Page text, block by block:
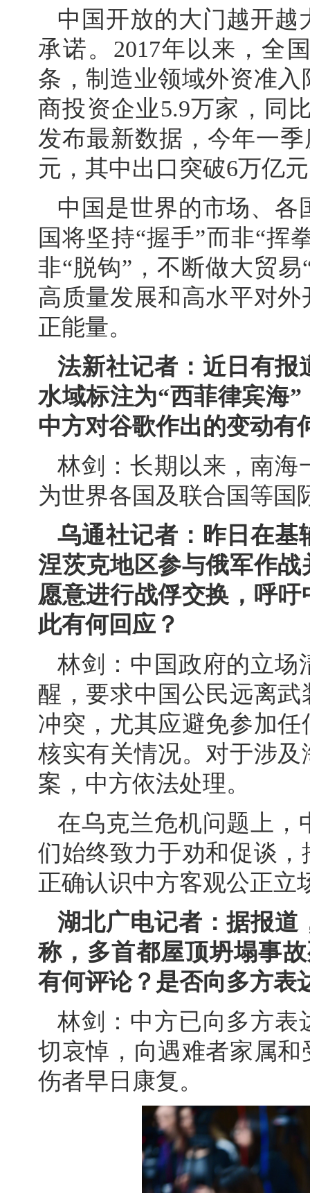
中国开放的大门越开
承诺。2017年以来，全
条，制造业领域外资准
商投资企业5.9万家，同
发布最新数据，今年一
元，其中出口突破6万亿
中国是世界的市场、
国将坚持“握手”而非“挥
非“脱钩”，不断做大贸
高质量发展和高水平对
正能量。
法新社记者：近日有报
水域标注为“西菲律宾海
中方对谷歌作出的变动有
林剑：长期以来，南海
为世界各国及联合国等国
乌通社记者：昨日在基
涅茨克地区参与俄军作
愿意进行战俘交换，呼
此有何回应？
林剑：中国政府的立场
醒，要求中国公民远离
冲突，尤其应避免参加
核实有关情况。对于涉
案，中方依法处理。
在乌克兰危机问题上，
们始终致力于劝和促谈
正确认识中方客观公正立
湖北广电记者：据报道
称，多首都屋顶坍塌事
有何评论？是否向多方表
林剑：中方已向多方表
切哀悼，向遇难者家属
伤者早日康复。